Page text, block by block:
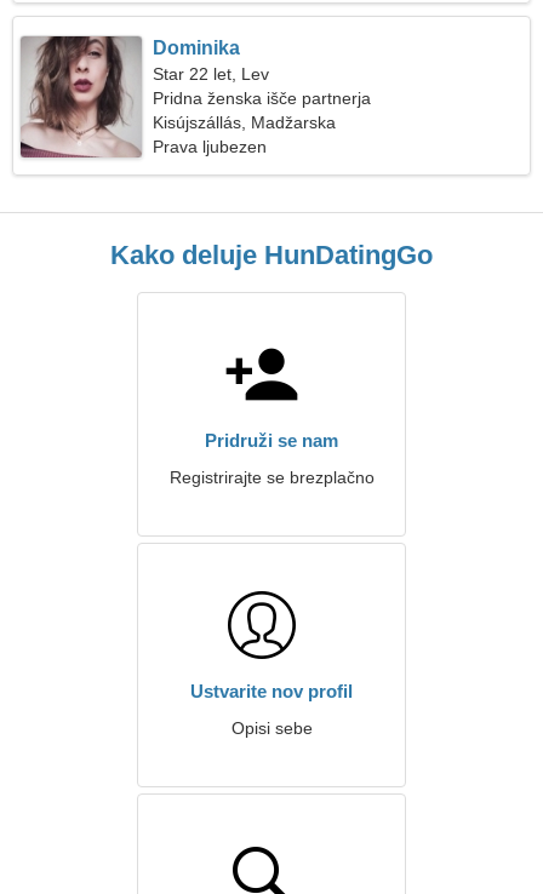
Dominika
Star 22 let, Lev
Pridna ženska išče partnerja
Kisújszállás, Madžarska
Prava ljubezen
Kako deluje HunDatingGo
Pridruži se nam
Registrirajte se brezplačno
Ustvarite nov profil
Opisi sebe